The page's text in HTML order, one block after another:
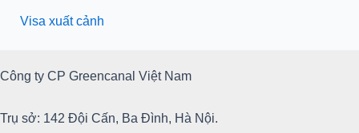
Visa xuất cảnh
Công ty CP Greencanal Việt Nam
Trụ sở: 142 Đội Cấn, Ba Đình, Hà Nội.